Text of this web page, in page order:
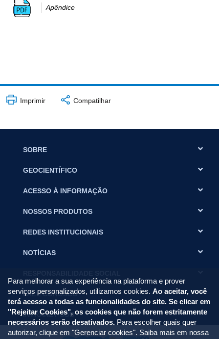
Apêndice
Imprimir Compatilhar
SOBRE
GEOCIENTÍFICO
ACESSO À INFORMAÇÃO
NOSSOS PRODUTOS
REDES INSTITUCIONAIS
NOTÍCIAS
FALE CONOSCO
INTRANET SGB
Para melhorar a sua experiência na plataforma e prover
serviços personalizados, utilizamos cookies. Ao aceitar, você
terá acesso a todas as funcionalidades do site. Se clicar em
"Rejeitar Cookies", os cookies que não forem estritamente
necessários serão desativados. Para escolher quais quer
autorizar, clique em "Gerenciar cookies". Saiba mais em nossa